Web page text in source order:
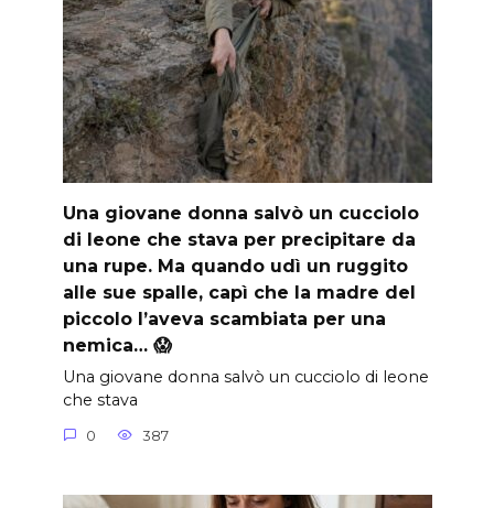
Una giovane donna salvò un cucciolo
di leone che stava per precipitare da
una rupe. Ma quando udì un ruggito
alle sue spalle, capì che la madre del
piccolo l’aveva scambiata per una
nemica… 😱
Una giovane donna salvò un cucciolo di leone
che stava
0 387